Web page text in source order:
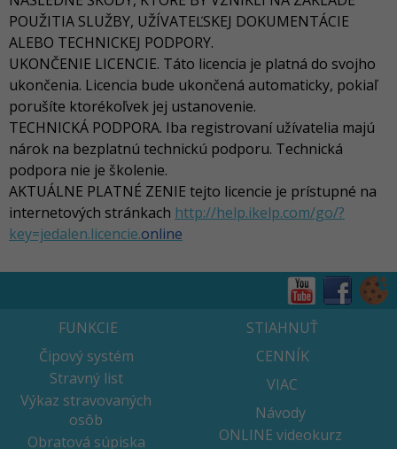
POUŽITIA SLUŽBY, UŽÍVATEĽSKEJ DOKUMENTÁCIE
ALEBO TECHNICKEJ PODPORY.
UKONČENIE LICENCIE. Táto licencia je platná do svojho
ukončenia. Licencia bude ukončená automaticky, pokiaľ
porušíte ktorékoľvek jej ustanovenie.
TECHNICKÁ PODPORA. Iba registrovaní užívatelia majú
nárok na bezplatnú technickú podporu. Technická
podpora nie je školenie.
AKTUÁLNE PLATNÉ ZENIE tejto licencie je prístupné na
internetových stránkach http://help.ikelp.com/go/?
key=jedalen.licencie.online
FUNKCIE
Čipový systém
Stravný list
Výkaz stravovaných
osôb
Obratová súpiska
STIAHNUŤ
CENNÍK
VIAC
Návody
ONLINE videokurz